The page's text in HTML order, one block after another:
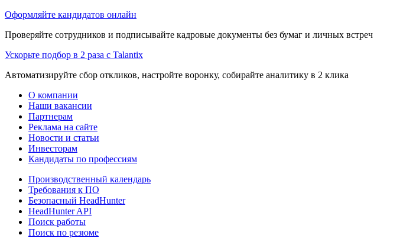
Оформляйте кандидатов онлайн
Проверяйте сотрудников и подписывайте кадровые документы без бумаг и личных встреч
Ускорьте подбор в 2 раза с Talantix
Автоматизируйте сбор откликов, настройте воронку, собирайте аналитику в 2 клика
О компании
Наши вакансии
Партнерам
Реклама на сайте
Новости и статьи
Инвесторам
Кандидаты по профессиям
Производственный календарь
Требования к ПО
Безопасный HeadHunter
HeadHunter API
Поиск работы
Поиск по резюме